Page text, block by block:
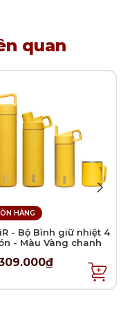
vào lần đầu sử
tán lên trên để
đậy lên để
quan
HÀNG
- Bộ Bình giữ nhiệt 4
- Màu Vàng chanh